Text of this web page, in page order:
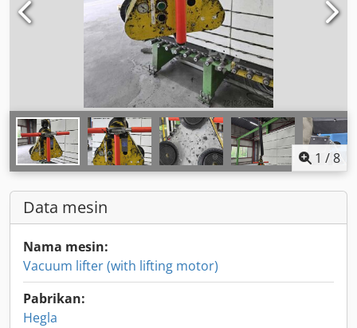
1 /8
Data mesin
Nama mesin:
Vacuum lifter (with lifting motor)
Pabrikan:
Hegla